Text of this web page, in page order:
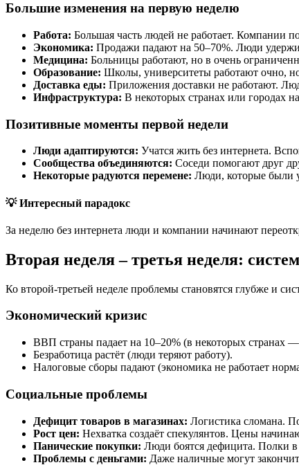
Большие изменения на первую неделю
Работа: Большая часть людей не работает. Компании
Экономика: Продажи падают на 50–70%. Люди
Медицина: Больницы работают, но в очень
Образование: Школы, университеты работают очно,
Доставка еды: Приложения доставки не работают.
Инфраструктура: В некоторых странах или городах
Позитивные моменты первой недели
Люди адаптируются: Учатся жить без интернета.
Сообщества объединяются: Соседи помогают друг
Некоторые радуются перемене: Люди, которые были
💡 Интересный парадокс
За неделю без интернета люди и компании начинают
Вторая неделя – третья неделя:
Ко второй-третьей неделе проблемы становятся глубже и
Экономический кризис
ВВП страны падает на 10–20% (в некоторых странах
Безработица растёт (люди теряют работу).
Налоговые сборы падают (экономика не работает
Социальные проблемы
Дефицит товаров в магазинах: Логистика сломана.
Рост цен: Нехватка создаёт спекулянтов. Цены
Панические покупки: Люди боятся дефицита. Полки в
Проблемы с деньгами: Даже наличные могут